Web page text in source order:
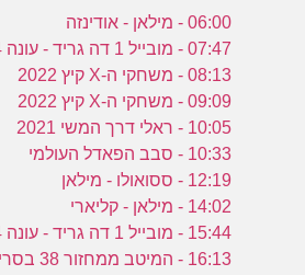
06:00 - מילאן - אודינזה
07:47 - מובייל 1 דה גריד - עונה 14
08:13 - משחקי ה-X קיץ 2022
09:09 - משחקי ה-X קיץ 2022
10:05 - ראלי דרך המשי 2021
10:33 - סבב הפאדל העולמי
12:19 - ססואולו - מילאן
14:02 - מילאן - קליארי
15:44 - מובייל 1 דה גריד - עונה 14
16:13 - המיטב ממחזור 38 בסרייה A